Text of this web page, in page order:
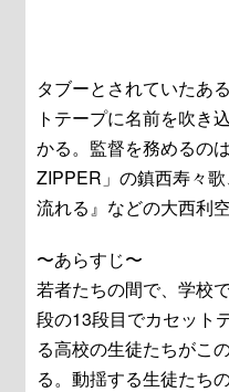
タブーとされていたあ
トテープに名前を吹き
かる。監督を務めるの
ZIPPER」の鎮西寿々
流れる』などの大西利
〜あらすじ〜
若者たちの間で、学校
段の13段目でカセット
る高校の生徒たちがこ
る。動揺する生徒たち